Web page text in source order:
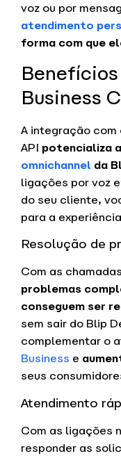
voz ou por
atendimento
forma com que
Business
A integração com
API potencializa
omnichannel da
ligações por voz
do seu cliente,
para a
Resolução de
Com as
problemas
conseguem ser
sem sair do Blip
complementar o
Business e
seus
Atendimento
Com as ligações
responder as